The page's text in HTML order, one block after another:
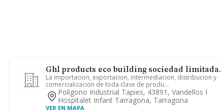
Ghl products eco building sociedad limitada.
La importacion, exportacion, intermediacion, distribucion y
comercializacion de toda clase de produ...
Poligono Industrial Tapies, 43891, Vandellos I
Hospitalet Infant Tarragona, Tarragona
VER EN MAPA